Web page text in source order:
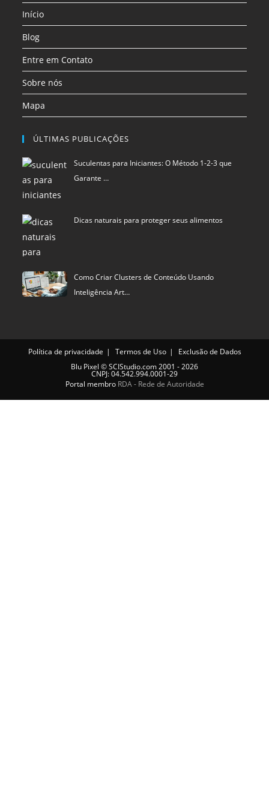
nova
aba
aba
aba
Início
Blog
Entre em Contato
Sobre nós
Mapa
ÚLTIMAS PUBLICAÇÕES
Suculentas para Iniciantes: O Método 1-2-3 que
Garante …
Dicas naturais para proteger seus alimentos
Como Criar Clusters de Conteúdo Usando
Inteligência Art…
Política de privacidade Termos de Uso
Exclusão de Dados
Blu Pixel ©SCIStudio.com2001 - 2026
CNPJ: 04.542.994.0001-29
Portal membro RDA - Rede de Autoridade